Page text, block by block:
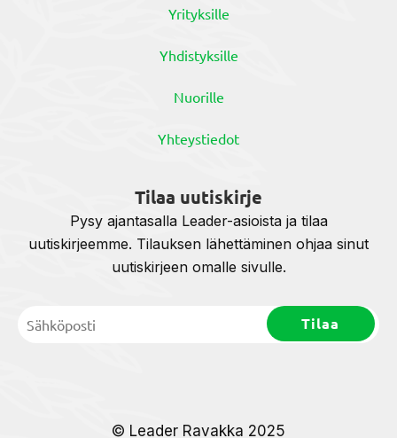
Yrityksille
Yhdistyksille
Nuorille
Yhteystiedot
Tilaa uutiskirje
Pysy ajantasalla Leader-asioista ja tilaa
uutiskirjeemme. Tilauksen lähettäminen ohjaa sinut
uutiskirjeen omalle sivulle.
© Leader Ravakka 2025